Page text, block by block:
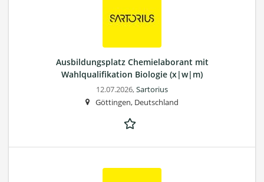
Ausbildungsplatz Chemielaborant mit
Wahlqualifikation Biologie (x|w|m)
12.07.2026,Sartorius
Göttingen, Deutschland